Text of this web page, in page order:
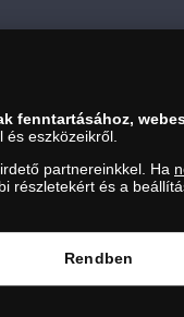
Nemesfémvizsgáló és
eszközeikről.
partnereinkkel. Ha
részletekért és a
Rendben